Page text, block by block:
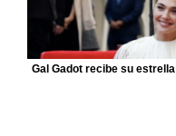
Gal Gadot recibe su